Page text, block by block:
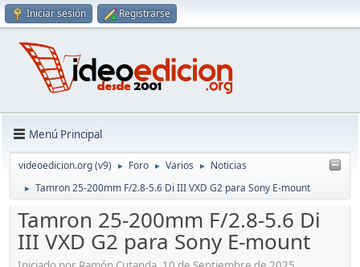
Iniciar sesión Registrarse
Menú Principal
videoedicion.org (v9) ► Foro ► Varios ► Noticias
► Tamron 25-200mm F/2.8-5.6 Di III VXD G2 para Sony E-mount
Tamron 25-200mm F/2.8-5.6 Di
III VXD G2 para Sony E-mount